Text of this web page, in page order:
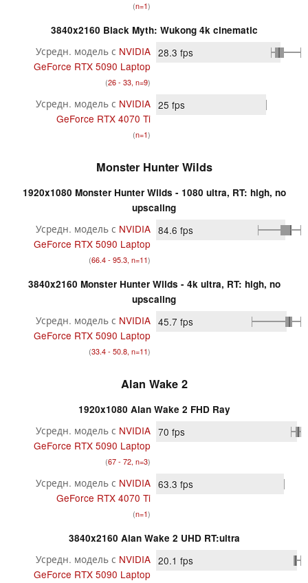
(n=1)
3840x2160 Black Myth: Wukong 4k cinematic
Усредн. модель с NVIDIA
GeForce RTX 5090 Laptop
(26 - 33, n=9)
28.3 fps
Усредн. модель с NVIDIA
GeForce RTX 4070 Ti
(n=1)
25 fps
Monster Hunter Wilds
1920x1080 Monster Hunter Wilds - 1080 ultra, RT: high, no
upscaling
Усредн. модель с NVIDIA
GeForce RTX 5090 Laptop
(66.4 - 95.3, n=11)
84.6 fps
3840x2160 Monster Hunter Wilds - 4k ultra, RT: high, no
upscaling
Усредн. модель с NVIDIA
GeForce RTX 5090 Laptop
(33.4 - 50.8, n=11)
45.7 fps
Alan Wake 2
1920x1080 Alan Wake 2 FHD Ray
Усредн. модель с NVIDIA
GeForce RTX 5090 Laptop
(67 - 72, n=3)
70 fps
Усредн. модель с NVIDIA
GeForce RTX 4070 Ti
(n=1)
63.3 fps
3840x2160 Alan Wake 2 UHD RT:ultra
Усредн. модель с NVIDIA
GeForce RTX 5090 Laptop
20.1 fps